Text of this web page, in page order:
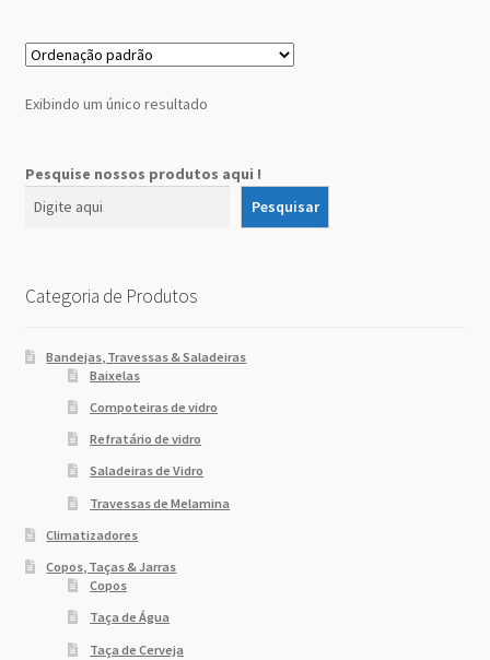
Dony Locações
Dony Locações
Portfolio
Search box
Exibindo um único resultado
Pesquise nossos produtos aqui !
Pesquisar
Categoria de Produtos
Bandejas, Travessas & Saladeiras
Baixelas
Compoteiras de vidro
Refratário de vidro
Saladeiras de Vidro
Travessas de Melamina
Climatizadores
Copos, Taças & Jarras
Copos
Taça de Água
Taça de Cerveja